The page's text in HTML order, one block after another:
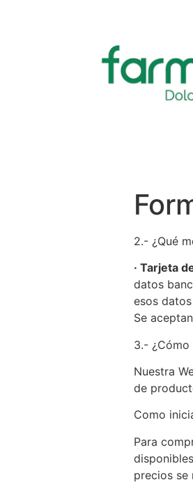
2.- ¿Qué
· Tarjeta
datos
esos
Se
3.- ¿Cómo
Nuestra
de
Como
Para
precios se